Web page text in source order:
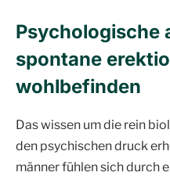
Psychologische
spontane
wohlbefinden
Das wissen um die rein
den psychischen druck
männer fühlen sich durch